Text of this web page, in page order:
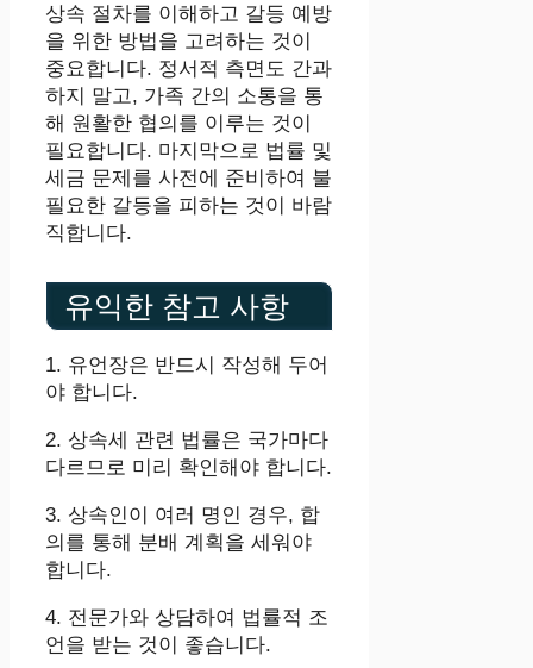
상속 절차를 이해하고 갈등 예방
을 위한 방법을 고려하는 것이
중요합니다. 정서적 측면도 간과
하지 말고, 가족 간의 소통을 통
해 원활한 협의를 이루는 것이
필요합니다. 마지막으로 법률 및
세금 문제를 사전에 준비하여 불
필요한 갈등을 피하는 것이 바람
직합니다.
유익한 참고 사항
1. 유언장은 반드시 작성해 두어
야 합니다.
2. 상속세 관련 법률은 국가마다
다르므로 미리 확인해야 합니다.
3. 상속인이 여러 명인 경우, 합
의를 통해 분배 계획을 세워야
합니다.
4. 전문가와 상담하여 법률적 조
언을 받는 것이 좋습니다.